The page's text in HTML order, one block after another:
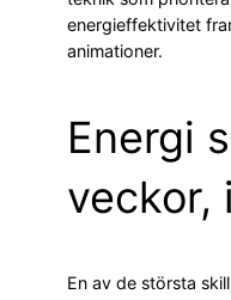
energieffektivitet
animationer.
Energi
veckor,
En av de största